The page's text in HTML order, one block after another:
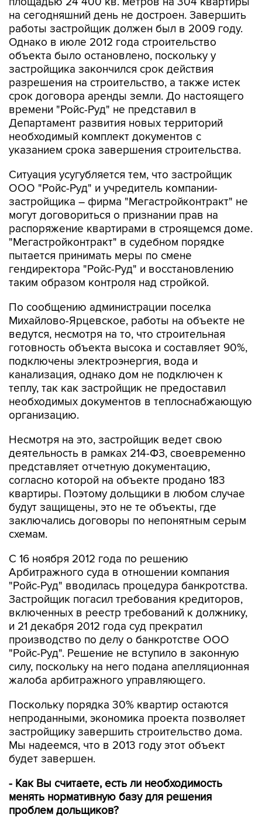
на сегодняшний день не достроен. Завершить
работы застройщик должен был в 2009 году.
Однако в июле 2012 года строительство
объекта было остановлено, поскольку у
застройщика закончился срок действия
разрешения на строительство, а также истек
срок договора аренды земли. До настоящего
времени "Ройс-Руд" не представил в
Департамент развития новых территорий
необходимый комплект документов с
указанием срока завершения строительства.
Ситуация усугубляется тем, что застройщик
ООО "Ройс-Руд" и учредитель компании-
застройщика – фирма "Мегастройконтракт" не
могут договориться о признании прав на
распоряжение квартирами в строящемся доме.
"Мегастройконтракт" в судебном порядке
пытается принимать меры по смене
гендиректора "Ройс-Руд" и восстановлению
таким образом контроля над стройкой.
По сообщению администрации поселка
Михайлово-Ярцевское, работы на объекте не
ведутся, несмотря на то, что строительная
готовность объекта высока и составляет 90%,
подключены электроэнергия, вода и
канализация, однако дом не подключен к
теплу, так как застройщик не предоставил
необходимых документов в теплоснабжающую
организацию.
Несмотря на это, застройщик ведет свою
деятельность в рамках 214-ФЗ, своевременно
представляет отчетную документацию,
согласно которой на объекте продано 183
квартиры. Поэтому дольщики в любом случае
будут защищены, это не те объекты, где
заключались договоры по непонятным серым
схемам.
С 16 ноября 2012 года по решению
Арбитражного суда в отношении компания
"Ройс-Руд" вводилась процедура банкротства.
Застройщик погасил требования кредиторов,
включенных в реестр требований к должнику,
и 21 декабря 2012 года суд прекратил
производство по делу о банкротстве ООО
"Ройс-Руд". Решение не вступило в законную
силу, поскольку на него подана апелляционная
жалоба арбитражного управляющего.
Поскольку порядка 30% квартир остаются
непроданными, экономика проекта позволяет
застройщику завершить строительство дома.
Мы надеемся, что в 2013 году этот объект
будет завершен.
- Как Вы считаете, есть ли необходимость
менять нормативную базу для решения
проблем дольщиков?